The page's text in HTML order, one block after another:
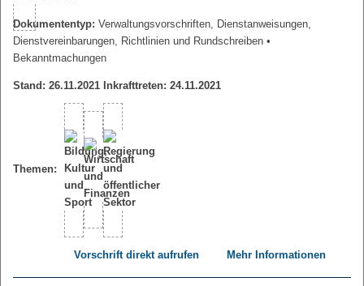
Dokumententyp: Verwaltungsvorschriften, Dienstanweisungen,
Dienstvereinbarungen, Richtlinien und Rundschreiben •
Bekanntmachungen
Stand: 26.11.2021 Inkrafttreten: 24.11.2021
Themen:
Vorschrift direkt aufrufen Mehr Informationen